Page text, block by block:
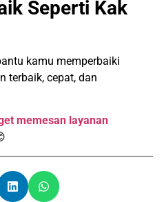
Seperti Kak
kamu memperbaiki
terbaik, cepat, dan
memesan layanan